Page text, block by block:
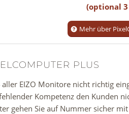
(optional 3
Mehr über
PLUS
aller EIZO Monitore nicht richtig
Kompetenz den Kunden
gehen Sie auf Nummer sicher